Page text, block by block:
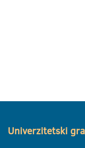
Univerzitetski